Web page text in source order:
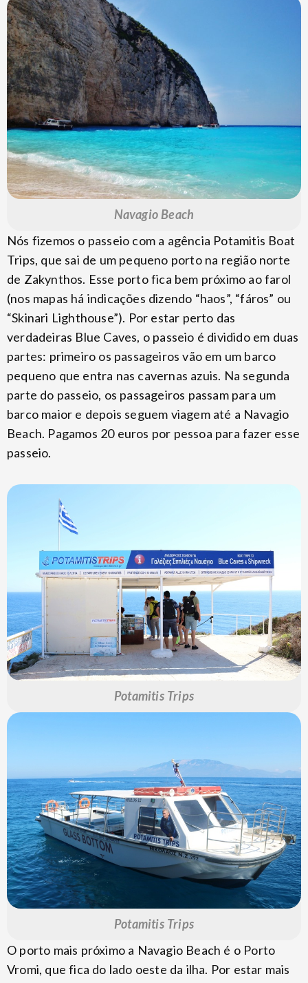
Navagio Beach
Nós fizemos o passeio com a agência Potamitis Boat
Trips, que sai de um pequeno porto na região norte
de Zakynthos. Esse porto fica bem próximo ao farol
(nos mapas há indicações dizendo “haos”, “fáros” ou
“Skinari Lighthouse”). Por estar perto das
verdadeiras Blue Caves, o passeio é dividido em duas
partes: primeiro os passageiros vão em um barco
pequeno que entra nas cavernas azuis. Na segunda
parte do passeio, os passageiros passam para um
barco maior e depois seguem viagem até a Navagio
Beach. Pagamos 20 euros por pessoa para fazer esse
passeio.
Potamitis Trips
Potamitis Trips
O porto mais próximo a Navagio Beach é o Porto
Vromi, que fica do lado oeste da ilha. Por estar mais